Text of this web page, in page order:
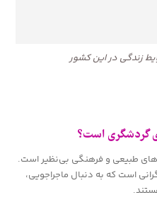
زندگی در این کشور
گردشگری است؟
طبیعی و فرهنگی بی‌نظیر است.
است که به دنبال ماجراجویی،